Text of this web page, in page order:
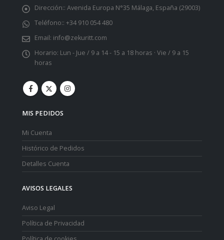
Dirección:: Avenida Europa N°35 Málaga, España (29003)
Teléfono:: +34 910 054 480
Email: info@zekuritt.com
Horario: Lun - Jue / 9 a 14 - 15 a 18 horas · Vie / 9 a 15
horas
MIS PEDIDOS
Mi Cuenta
Histórico de Pedidos
Detalles Cuenta
AVISOS LEGALES
Aviso Legal
Política de Privacidad